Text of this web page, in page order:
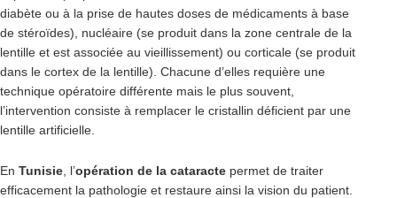
diabète ou à la prise de hautes doses de médicaments à base
de stéroïdes), nucléaire (se produit dans la zone centrale de la
lentille et est associée au vieillissement) ou corticale (se produit
dans le cortex de la lentille). Chacune d’elles requière une
technique opératoire différente mais le plus souvent,
l’intervention consiste à remplacer le cristallin déficient par une
lentille artificielle.
En Tunisie , l’opération de la cataracte permet de traiter
efficacement la pathologie et restaure ainsi la vision du patient.